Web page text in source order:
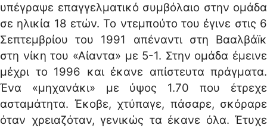
υπέγραψε επαγγελματικό συμβόλαιο στην ομάδα
σε ηλικία 18 ετών. Το ντεμπούτο του έγινε στις 6
Σεπτεμβρίου του 1991 απέναντι στη Βααλβάïκ
στη νίκη του «Αίαντα» με 5-1. Στην ομάδα έμεινε
μέχρι το 1996 και έκανε απίστευτα πράγματα.
Ένα «μηχανάκι» με ύψος 1.70 που έτρεχε
ασταμάτητα. Έκοβε, χτύπαγε, πάσαρε, σκόραρε
όταν χρειαζόταν, γενικώς τα έκανε όλα. Έτυχε